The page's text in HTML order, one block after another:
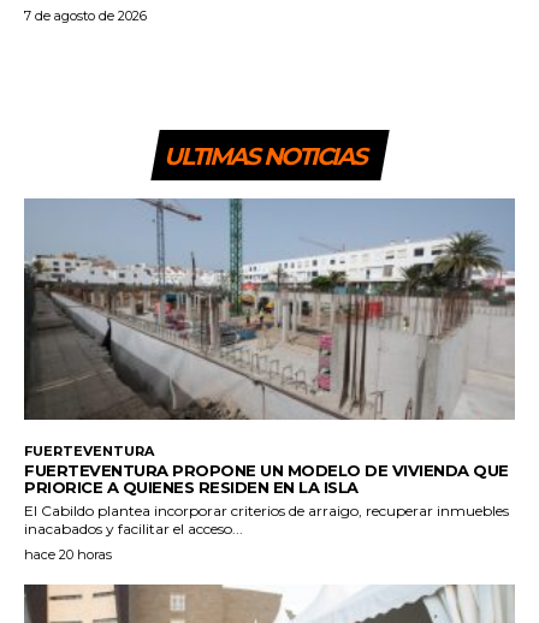
7 de agosto de 2026
ULTIMAS NOTICIAS
FUERTEVENTURA
FUERTEVENTURA PROPONE UN MODELO DE VIVIENDA QUE
PRIORICE A QUIENES RESIDEN EN LA ISLA
El Cabildo plantea incorporar criterios de arraigo, recuperar inmuebles
inacabados y facilitar el acceso...
hace 20 horas